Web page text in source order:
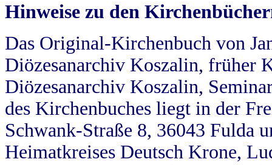
Hinweise zu den
Das Original-Kirchenbuch von
Diözesanarchiv Koszalin, früher
Diözesanarchiv Koszalin,
des Kirchenbuches liegt in der
Schwank-Straße 8, 36043 Fulda
Heimatkreises Deutsch Krone,